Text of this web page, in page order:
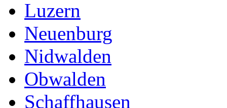
Luzern
Neuenburg
Nidwalden
Obwalden
Schaffhausen